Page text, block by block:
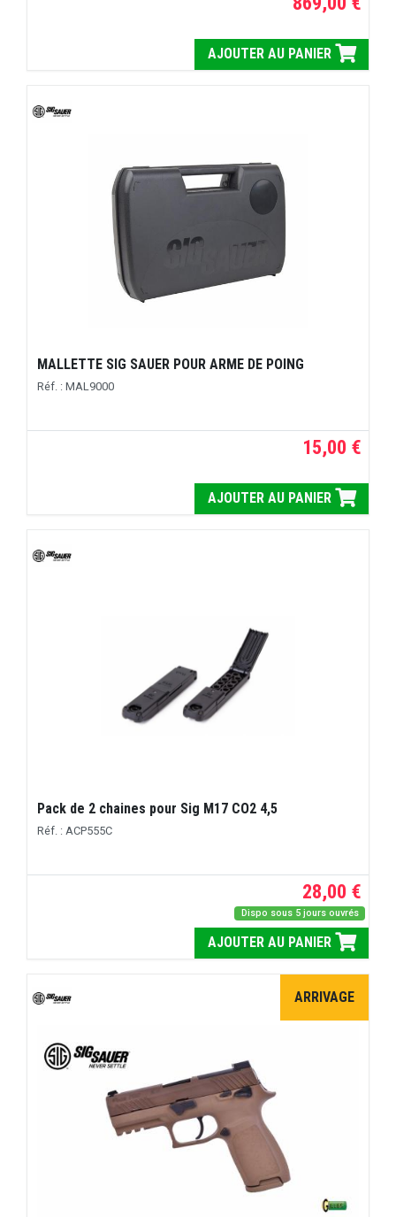
AJOUTER AU PANIER
MALLETTE SIG SAUER POUR ARME DE POING
Réf. : MAL9000
15,00 €
AJOUTER AU PANIER
Pack de 2 chaines pour Sig M17 CO2 4,5
Réf. : ACP555C
28,00 €
Dispo sous 5 jours ouvrés
AJOUTER AU PANIER
ARRIVAGE